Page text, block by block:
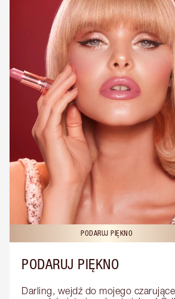
PODARUJ PIĘKNO
PODARUJ PIĘKNO
Darling, wejdź do mojego